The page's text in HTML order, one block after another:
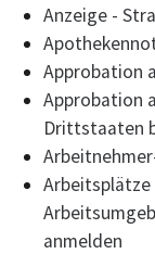
Anzeige -
Approbation
Approbation
Drittstaaten
anmelden